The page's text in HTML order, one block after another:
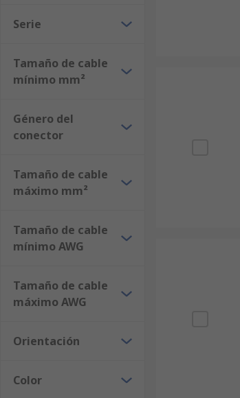
Serie
Tamaño de cable
mínimo mm²
Género del
conector
Tamaño de cable
máximo mm²
Tamaño de cable
mínimo AWG
Tamaño de cable
máximo AWG
Orientación
Color